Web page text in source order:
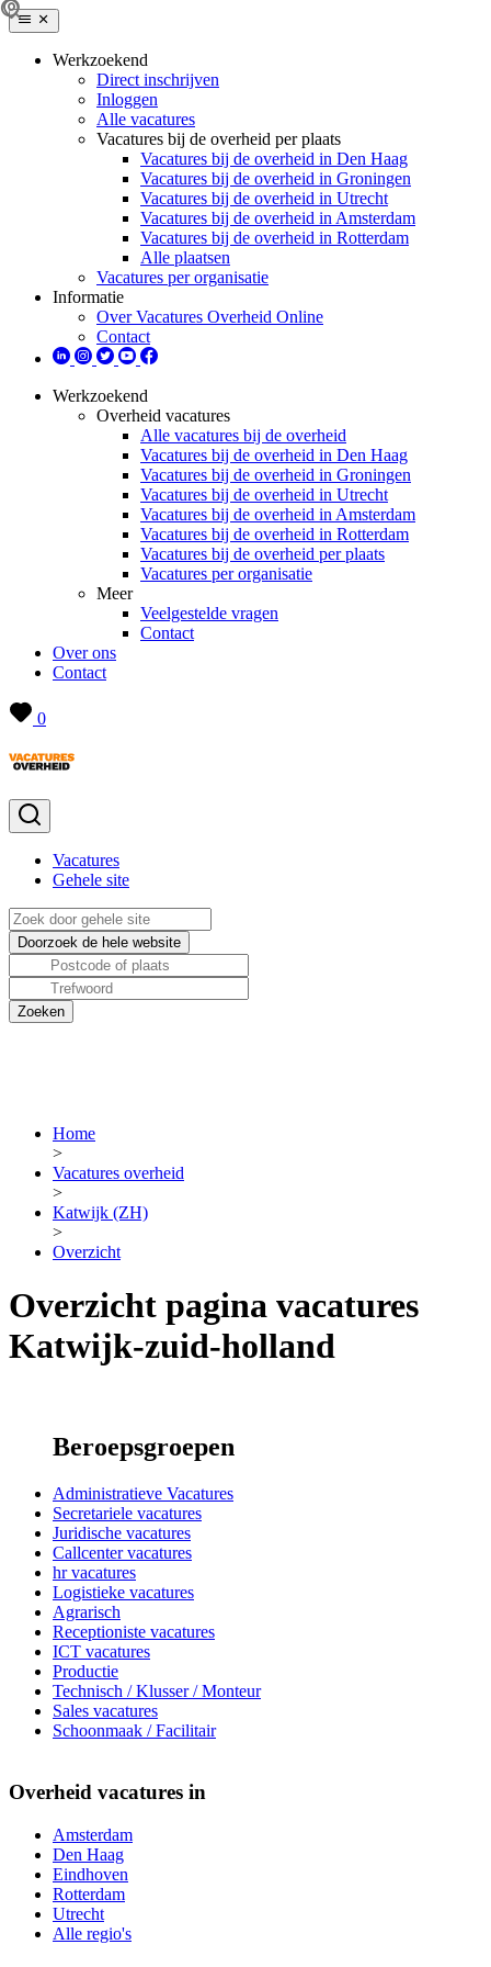
Werkzoekend
Direct inschrijven
Inloggen
Alle vacatures
Vacatures bij de overheid per plaats
Vacatures bij de overheid in Den Haag
Vacatures bij de overheid in Groningen
Vacatures bij de overheid in Utrecht
Vacatures bij de overheid in Amsterdam
Vacatures bij de overheid in Rotterdam
Alle plaatsen
Vacatures per organisatie
Informatie
Over Vacatures Overheid Online
Contact
Werkzoekend
Overheid vacatures
Alle vacatures bij de overheid
Vacatures bij de overheid in Den Haag
Vacatures bij de overheid in Groningen
Vacatures bij de overheid in Utrecht
Vacatures bij de overheid in Amsterdam
Vacatures bij de overheid in Rotterdam
Vacatures bij de overheid per plaats
Vacatures per organisatie
Meer
Veelgestelde vragen
Contact
Over ons
Contact
0
Vacatures
Gehele site
Home
>
Vacatures overheid
>
Katwijk (ZH)
>
Overzicht
Overzicht pagina vacatures
Katwijk-zuid-holland
Beroepsgroepen
Administratieve Vacatures
Secretariele vacatures
Juridische vacatures
Callcenter vacatures
hr vacatures
Logistieke vacatures
Agrarisch
Receptioniste vacatures
ICT vacatures
Productie
Technisch / Klusser / Monteur
Sales vacatures
Schoonmaak / Facilitair
Overheid vacatures in
Amsterdam
Den Haag
Eindhoven
Rotterdam
Utrecht
Alle regio's